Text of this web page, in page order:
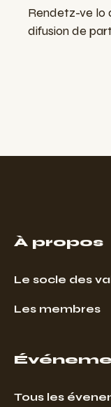
Rendetz-ve lo
difusion de
À propos
Le socle des
Les membres
Tous les